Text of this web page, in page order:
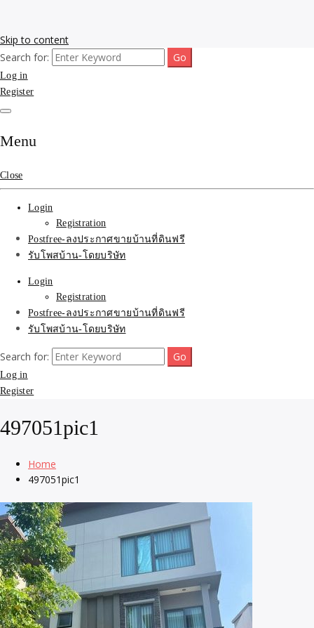
Skip to content
รับจ้างโพสขายบ้าน ติดAI
Search รับทำSEOรายเดือน
ติดหน้า1google ราคาถูก
มาก SEOขายของ บ้าน
ที่ดินฟรีประกาศ ที่เดียวใน
เมืองไทย
รับโพสต์เว็บขายบ้าน อสังหา ทำSEOรายเดือนราคาถูก เน้นติดAI โพสต์
ประกาศบ้านที่ดินฟรี SEOขายบ้าน รับจ้างโพสต์บ้านที่ดินติดหน้า1goolge
ราคาถูกที่สุด ฟรีลงประกาศอสังหา รับทำSEOขายสินค้า
Search for:
Log in
Register
Menu
Close
Login
Registration
Postfree-ลงประกาศขายบ้านที่ดินฟรี
รับโพสบ้าน-โดยบริษัท
Login
Registration
Postfree-ลงประกาศขายบ้านที่ดินฟรี
รับโพสบ้าน-โดยบริษัท
Search for:
Log in
Register
497051pic1
Home
497051pic1